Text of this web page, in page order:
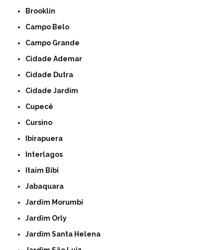
Brooklin
Campo Belo
Campo Grande
Cidade Ademar
Cidade Dutra
Cidade Jardim
Cupecê
Cursino
Ibirapuera
Interlagos
Itaim Bibi
Jabaquara
Jardim Morumbi
Jardim Orly
Jardim Santa Helena